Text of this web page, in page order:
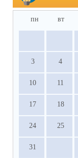
пн вт
3 4
10 11
17 18
24 25
31